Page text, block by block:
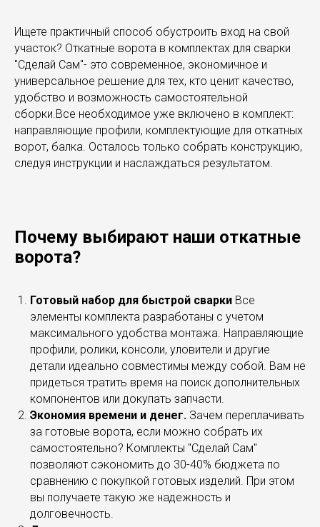
Ищете практичный способ обустроить вход на свой
участок? Откатные ворота в комплектах для сварки
"Сделай Сам"- это современное, экономичное и
универсальное решение для тех, кто ценит качество,
удобство и возможность самостоятельной
сборки.Все необходимое уже включено в комплект:
направляющие профили, комплектующие для откатных
ворот, балка. Осталось только собрать конструкцию,
следуя инструкции и наслаждаться результатом.
Почему выбирают наши откатные
ворота?
Готовый набор для быстрой сварки Все
элементы комплекта разработаны с учетом
максимального удобства монтажа. Направляющие
профили, ролики, консоли, уловители и другие
детали идеально совместимы между собой. Вам не
придеться тратить время на поиск дополнительных
компонентов или докупать запчасти.
Экономия времени и денег. Зачем переплачивать
за готовые ворота, если можно собрать их
самостоятельно? Комплекты "Сделай Сам"
позволяют сэкономить до 30-40% бюджета по
сравнению с покупкой готовых изделий. При этом
вы получаете такую же надежность и
долговечность.